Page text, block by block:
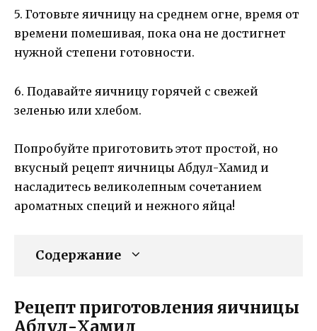
5. Готовьте яичницу на среднем огне, время от
времени помешивая, пока она не достигнет
нужной степени готовности.
6. Подавайте яичницу горячей с свежей
зеленью или хлебом.
Попробуйте приготовить этот простой, но
вкусный рецепт яичницы Абдул-Хамид и
насладитесь великолепным сочетанием
ароматных специй и нежного яйца!
Содержание
Рецепт приготовления яичницы
Абдул-Хамид